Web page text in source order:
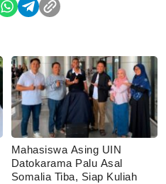
Mahasiswa Asing UIN
Datokarama Palu Asal
Somalia Tiba, Siap Kuliah